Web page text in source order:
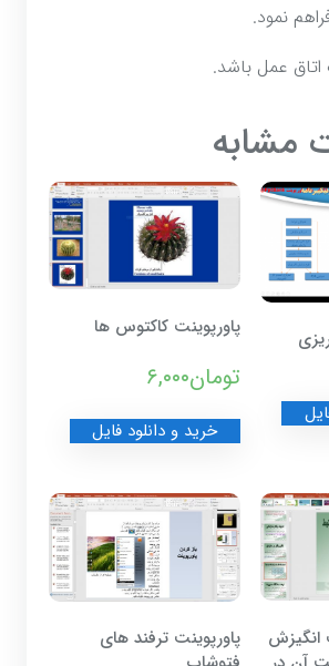
نمود.
مشابه
پاورپوینت کاکتوس ها
تومان۶,۰۰۰
خرید و دانلود فایل
انگیزش
پاورپوینت ترفند های